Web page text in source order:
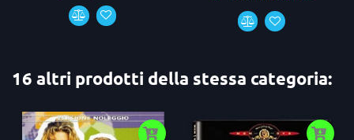
16 altri prodotti della stessa categoria: